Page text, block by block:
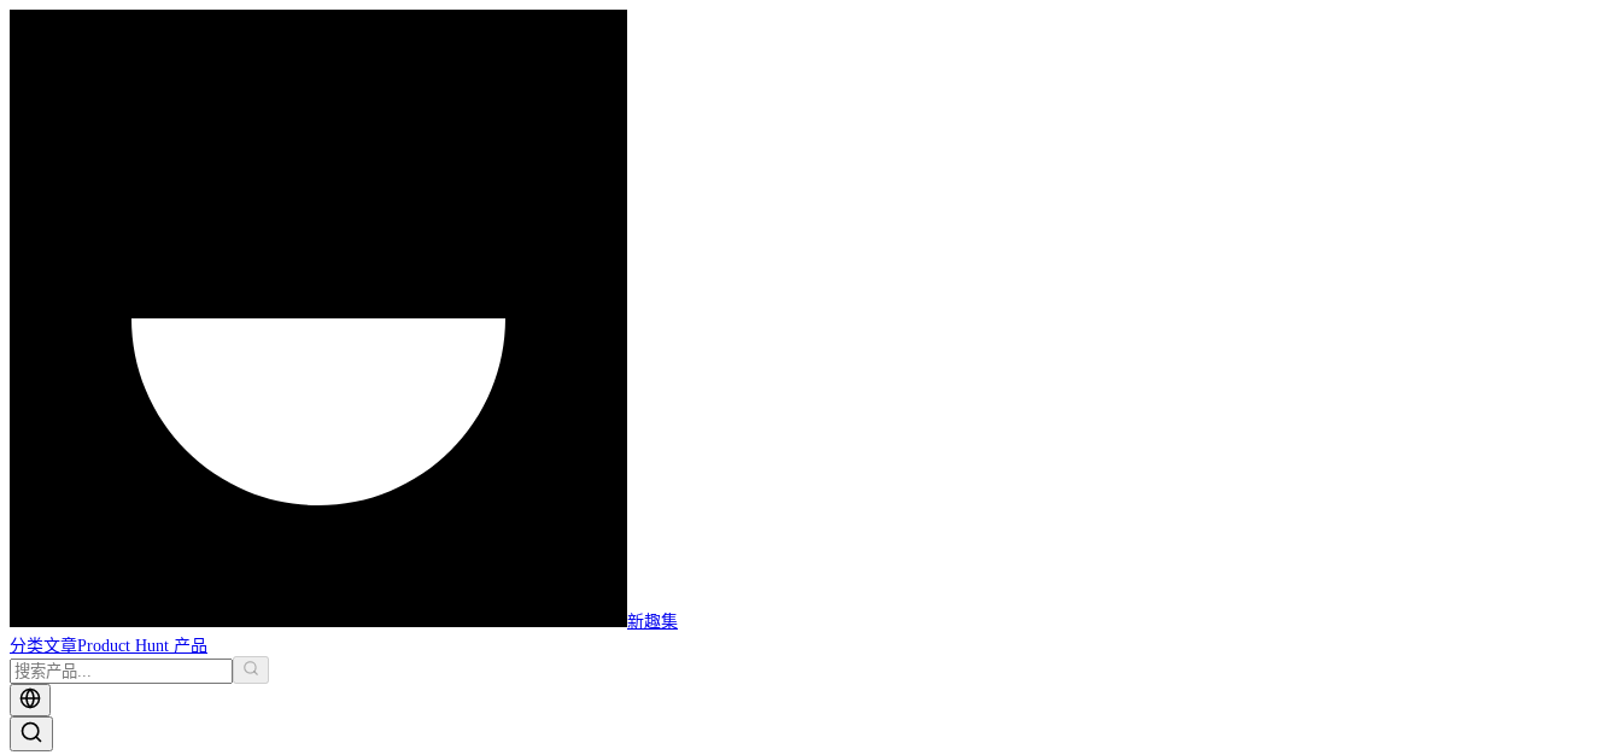
新趣集
分类文章Product Hunt 产品